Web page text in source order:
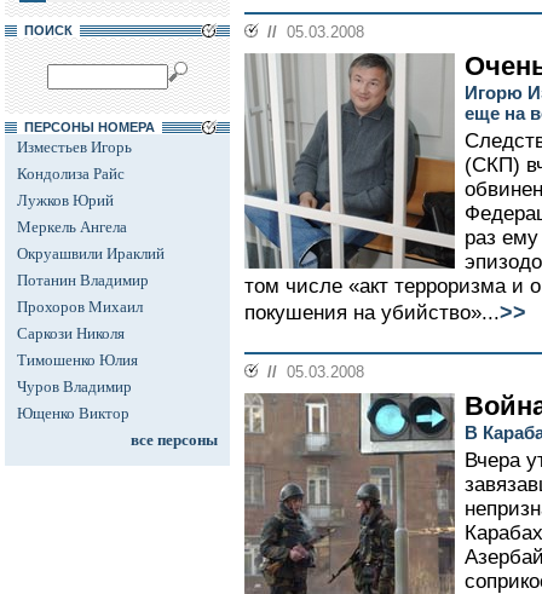
ПОИСК
ПЕРСОНЫ НОМЕРА
Изместьев Игорь
Кондолиза Райс
Лужков Юрий
Меркель Ангела
Окруашвили Ираклий
Потанин Владимир
Прохоров Михаил
Саркози Николя
Тимошенко Юлия
Чуров Владимир
Ющенко Виктор
все персоны
// 05.03.2008
Игорю
еще на
(СКП)
раз
том числе «акт терроризма и
покушения на убийство»...>>
// 05.03.2008
В
Вчера